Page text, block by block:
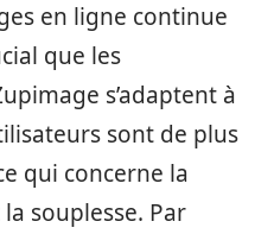
en ligne continue
que les
s’adaptent à
sont de plus
qui concerne la
souplesse. Par